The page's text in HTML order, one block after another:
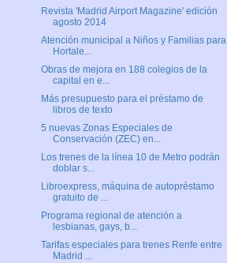
Revista 'Madrid Airport Magazine' edición
agosto 2014
Atención municipal a Niños y Familias para
Hortale...
Obras de mejora en 188 colegios de la
capital en e...
Más presupuesto para el préstamo de
libros de texto
5 nuevas Zonas Especiales de
Conservación (ZEC) en...
Los trenes de la línea 10 de Metro podrán
doblar s...
Libroexpress, máquina de autopréstamo
gratuito de ...
Programa regional de atención a
lesbianas, gays, b...
Tarifas especiales para trenes Renfe entre
Madrid ...